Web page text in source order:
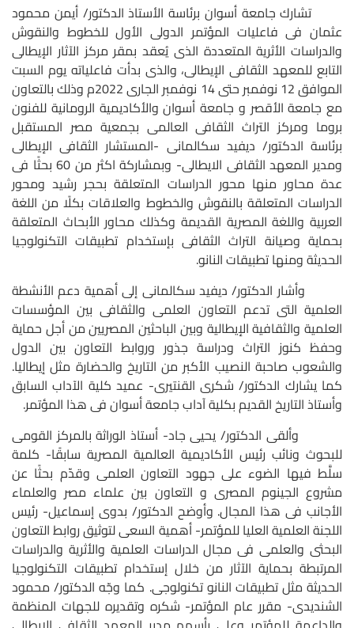
تشارك جامعة أسوان برئاسة الأستاذ الدكتور/ أيمن محمود
عثمان فى فاعليات المؤتمر الدولى الأول للخطوط والنقوش
والدراسات الأثرية المتعددة الذى يُعقد بمقر مركز الآثار الإيطالى
التابع للمعهد الثقافى الإيطالى، والذى بدأت فاعلياته يوم السبت
الموافق 12 نوفمبر حتى 14 نوفمبر الجارى 2022م وذلك بالتعاون
مع جامعة الأقصر و جامعة أسوان والأكاديمية الرومانية للفنون
بروما ومركز التراث الثقافى العالمى بجمعية مصر المستقبل
برئاسة الدكتور/ ديفيد سكالمانى -المستشار الثقافى الإيطالى
ومدير المعهد الثقافى الايطالى- وبمشاركة اكثر من 60 بحثًا فى
عدة محاور منها محور الدراسات المتعلقة بحجر رشيد ومحور
الدراسات المتعلقة بالنقوش والخطوط والعلاقات بكلًا من اللغة
العربية واللغة المصرية القديمة وكذلك محاور الأبحاث المتعلقة
بحماية وصيانة التراث الثقافى بإستخدام تطبيقات التكنولوجيا
الحديثة ومنها تطبيقات النانو.
وأشار الدكتور/ ديفيد سكالمانى إلى أهمية دعم الأنشطة
العلمية التى تدعم التعاون العلمى والثقافى بين المؤسسات
العلمية والثقافية الإيطالية وبين الباحثين المصريين من أجل حماية
وحفظ كنوز التراث ودراسة جذور وروابط التعاون بين الدول
والشعوب صاحبة النصيب الأكبر من التاريخ والحضارة مثل إيطاليا.
كما يشارك الدكتور/ شكرى القنتيرى- عميد كلية الآداب السابق
وأستاذ التاريخ القديم بكلية آداب جامعة أسوان فى هذا المؤتمر.
وألقى الدكتور/ يحيى جاد- أستاذ الوراثة بالمركز القومى
للبحوث ونائب رئيس الأكاديمية العالمية المصرية سابقًا- كلمة
سلَّط فيها الضوء على جهود التعاون العلمى وقدّم بحثًا عن
مشروع الجينوم المصرى و التعاون بين علماء مصر والعلماء
الأجانب فى هذا المجال. وأوضح الدكتور/ بدوى إسماعيل- رئيس
اللجنة العلمية العليا للمؤتمر- أهمية السعى لتوثيق روابط التعاون
البحثى والعلمى فى مجال الدراسات العلمية والأثرية والدراسات
المرتبطة بحماية الآثار من خلال إستخدام تطبيقات التكنولوجيا
الحديثة مثل تطبيقات النانو تكنولوجى. كما وجّه الدكتور/ محمود
الشنديدى- مقرر عام المؤتمر- شكره وتقديره للجهات المنظمة